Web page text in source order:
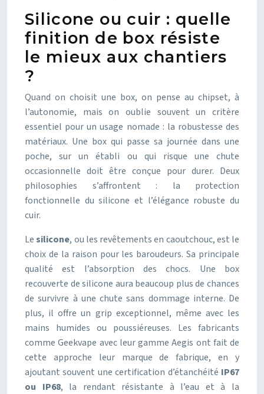
Silicone ou cuir : quelle
finition de box résiste
le mieux aux chantiers
?
Quand on choisit une box, on pense au chipset, à
l’autonomie, mais on oublie souvent un critère
essentiel pour un usage nomade : la robustesse des
matériaux. Une box qui passe sa journée dans une
poche, sur un établi ou qui risque une chute
occasionnelle doit être conçue pour durer. Deux
philosophies s’affrontent : la protection
fonctionnelle du silicone et l’élégance robuste du
cuir.
Lesilicone, ou les revêtements en caoutchouc, est le
choix de la raison pour les baroudeurs. Sa principale
qualité est l’absorption des chocs. Une box
recouverte de silicone aura beaucoup plus de chances
de survivre à une chute sans dommage interne. De
plus, il offre un grip exceptionnel, même avec les
mains humides ou poussiéreuses. Les fabricants
comme Geekvape avec leur gamme Aegis ont fait de
cette approche leur marque de fabrique, en y
ajoutant souvent une certification d’étanchéité IP67
ou IP68, la rendant résistante à l’eau et à la